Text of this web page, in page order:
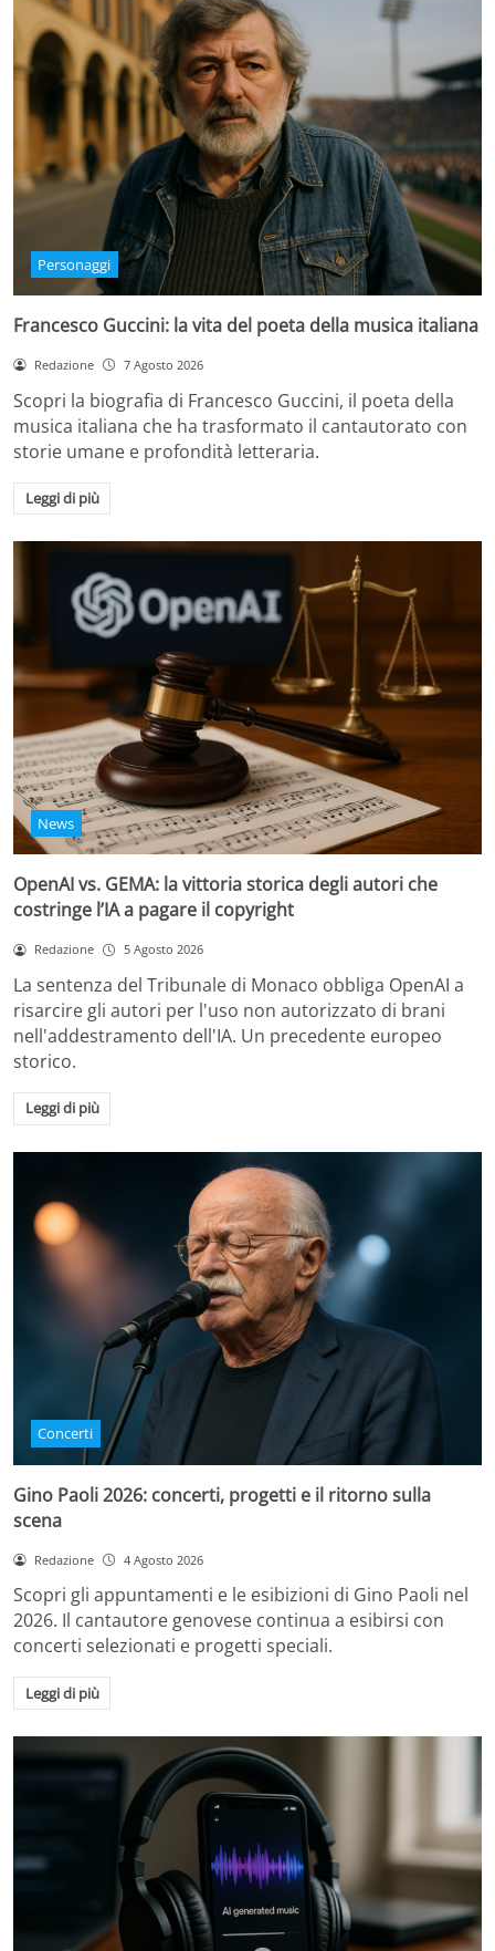
Personaggi
Francesco Guccini: la vita del poeta della musica italiana
Redazione 7 Agosto 2026
Scopri la biografia di Francesco Guccini, il poeta della
musica italiana che ha trasformato il cantautorato con
storie umane e profondità letteraria.
Leggi di più
News
OpenAI vs. GEMA: la vittoria storica degli autori che
costringe l’IA a pagare il copyright
Redazione 5 Agosto 2026
La sentenza del Tribunale di Monaco obbliga OpenAI a
risarcire gli autori per l'uso non autorizzato di brani
nell'addestramento dell'IA. Un precedente europeo
storico.
Leggi di più
Concerti
Gino Paoli 2026: concerti, progetti e il ritorno sulla
scena
Redazione 4 Agosto 2026
Scopri gli appuntamenti e le esibizioni di Gino Paoli nel
2026. Il cantautore genovese continua a esibirsi con
concerti selezionati e progetti speciali.
Leggi di più